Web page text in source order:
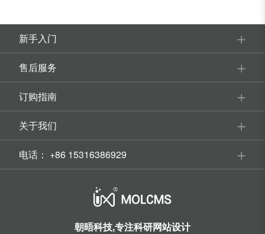
新手入门
售后服务
订购指南
关于我们
电话： +86 15316386929
朝晤科技,专注科研网站设计